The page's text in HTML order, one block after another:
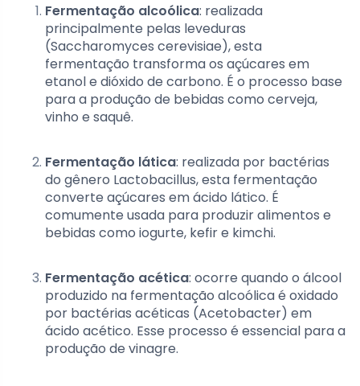
Fermentação alcoólica: realizada
principalmente pelas leveduras
(Saccharomyces cerevisiae), esta
fermentação transforma os açúcares em
etanol e dióxido de carbono. É o processo base
para a produção de bebidas como cerveja,
vinho e saquê.
Fermentação lática: realizada por bactérias
do gênero Lactobacillus, esta fermentação
converte açúcares em ácido lático. É
comumente usada para produzir alimentos e
bebidas como iogurte, kefir e kimchi.
Fermentação acética: ocorre quando o álcool
produzido na fermentação alcoólica é oxidado
por bactérias acéticas (Acetobacter) em
ácido acético. Esse processo é essencial para a
produção de vinagre.